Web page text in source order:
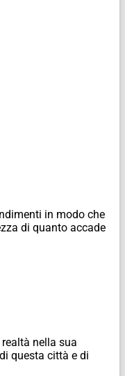
in modo che
di quanto accade
nella sua
questa città e di